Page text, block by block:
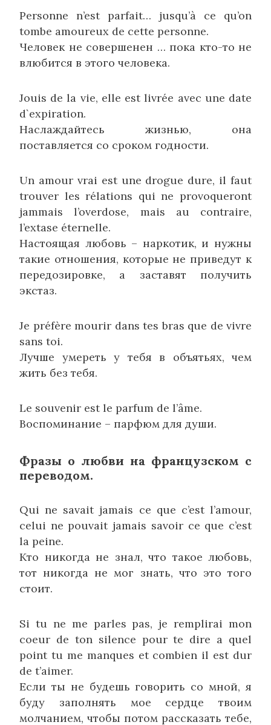
Personne n’est parfait… jusqu’à ce qu’on
tombe amoureux de cette personne.
Человек не совершенен … пока кто-то не
влюбится в этого человека.
Jouis de la vie, elle est livrée avec une date
d`expiration.
Наслаждайтесь жизнью, она
поставляется со сроком годности.
Un amour vrai est une drogue dure, il faut
trouver les rélations qui ne provoqueront
jammais l’overdose, mais au contraire,
l’extase éternelle.
Настоящая любовь – наркотик, и нужны
такие отношения, которые не приведут к
передозировке, а заставят получить
экстаз.
Je préfère mourir dans tes bras que de vivre
sans toi.
Лучше умереть у тебя в объятьях, чем
жить без тебя.
Le souvenir est le parfum de l’âme.
Воспоминание – парфюм для души.
Фразы о любви на французском с
переводом.
Qui ne savait jamais ce que c’est l’amour,
celui ne pouvait jamais savoir ce que c’est
la peine.
Кто никогда не знал, что такое любовь,
тот никогда не мог знать, что это того
стоит.
Si tu ne me parles pas, je remplirai mon
coeur de ton silence pour te dire a quel
point tu me manques et combien il est dur
de t’aimer.
Если ты не будешь говорить со мной, я
буду заполнять мое сердце твоим
молчанием, чтобы потом рассказать тебе,